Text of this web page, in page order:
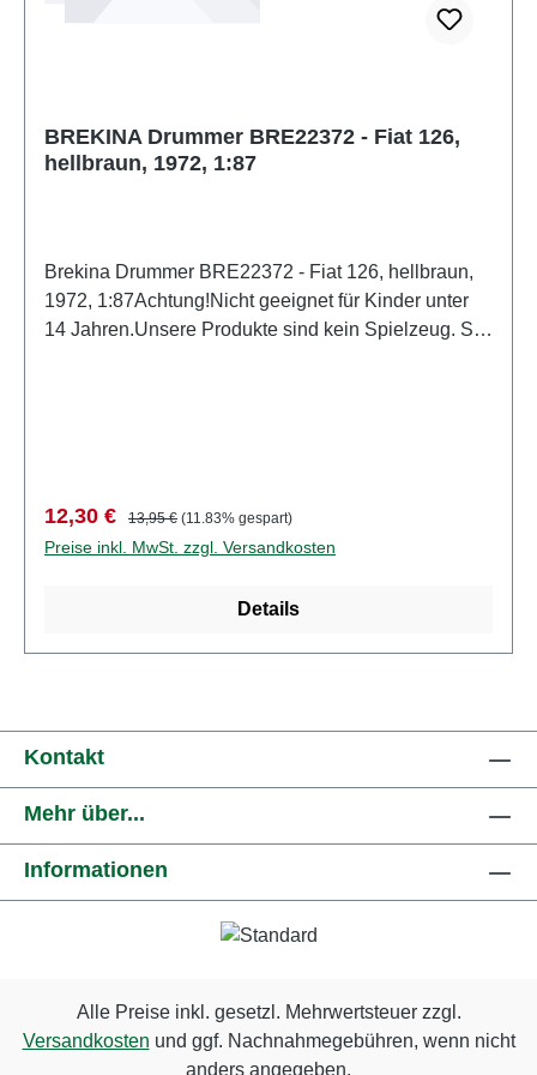
BREKINA Drummer BRE22372 - Fiat 126,
hellbraun, 1972, 1:87
Brekina Drummer BRE22372 - Fiat 126, hellbraun,
1972, 1:87Achtung!Nicht geeignet für Kinder unter
14 Jahren.Unsere Produkte sind kein Spielzeug. Sie
FertigmodellSpur: H0Maßstab: 1:87Material:
KunststoffMarke: FiatModell: Fiat
Verkaufspreis:
12,30 € Regulärer Preis:
13,95 € (11.83% gespart)
Preise inkl. MwSt. zzgl. Versandkosten
Details
Kontakt
Mehr über...
Informationen
Alle Preise inkl. gesetzl. Mehrwertsteuer zzgl.
Versandkosten und ggf. Nachnahmegebühren, wenn nicht
anders angegeben.